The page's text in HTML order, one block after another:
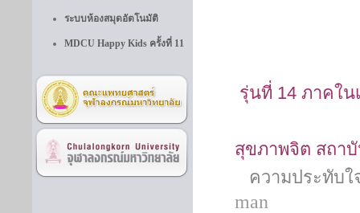
ระบบห้องสมุดอัตโนมัติ
MDCU Happy Kids ครั้งที่ 11
รุ่นที่ 14 ภาคใน
สุขภาพจิต
ความประทับ
man